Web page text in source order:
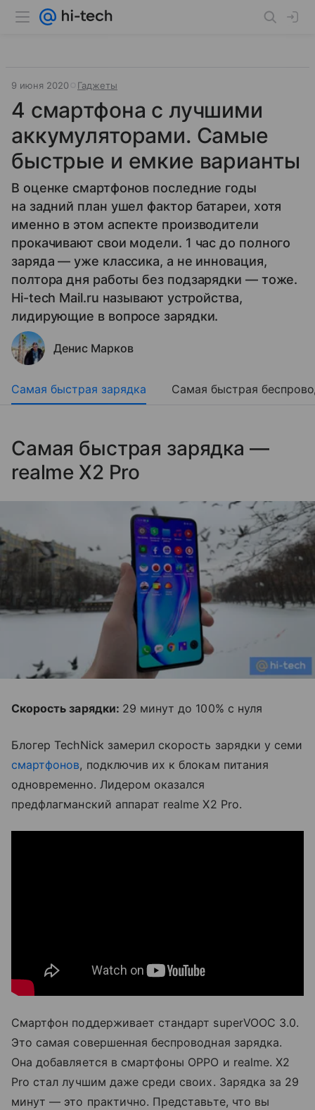
9 июня 2020 Гаджеты
4 смартфона с лучшими
аккумуляторами. Самые
быстрые и емкие варианты
В оценке смартфонов последние годы
на задний план ушел фактор батареи, хотя
именно в этом аспекте производители
прокачивают свои модели. 1 час до полного
заряда — уже классика, а не инновация,
полтора дня работы без подзарядки — тоже.
Hi-tech Mail.ru называют устройства,
лидирующие в вопросе зарядки.
Денис Марков
Самая быстрая зарядка Самая быстрая
Самая быстрая зарядка —
realme X2 Pro
Скорость зарядки: 29 минут до 100% с нуля
Блогер TechNick замерил скорость зарядки у семи
смартфонов, подключив их к блокам питания
одновременно. Лидером оказался
предфлагманский аппарат realme X2 Pro.
Смартфон поддерживает стандарт superVOOC 3.0.
Это самая совершенная беспроводная зарядка.
Она добавляется в смартфоны OPPO и realme. X2
Pro стал лучшим даже среди своих. Зарядка за 29
минут — это практично. Представьте, что вы